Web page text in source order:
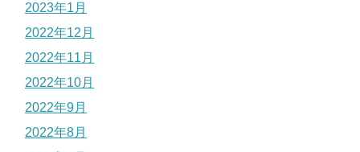
2023年1月
2022年12月
2022年11月
2022年10月
2022年9月
2022年8月